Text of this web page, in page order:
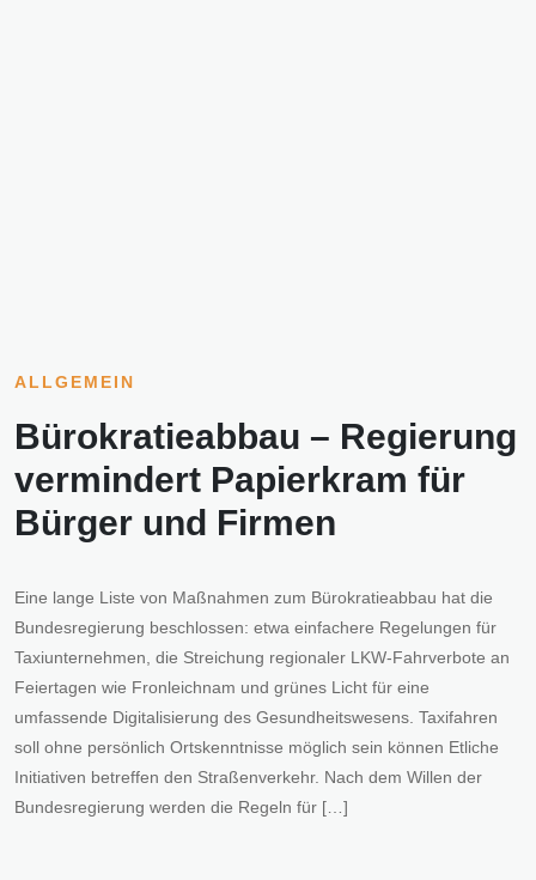
ALLGEMEIN
Bürokratieabbau – Regierung
vermindert Papierkram für
Bürger und Firmen
Eine lange Liste von Maßnahmen zum Bürokratieabbau hat die
Bundesregierung beschlossen: etwa einfachere Regelungen für
Taxiunternehmen, die Streichung regionaler LKW-Fahrverbote an
Feiertagen wie Fronleichnam und grünes Licht für eine
umfassende Digitalisierung des Gesundheitswesens. Taxifahren
soll ohne persönlich Ortskenntnisse möglich sein können Etliche
Initiativen betreffen den Straßenverkehr. Nach dem Willen der
Bundesregierung werden die Regeln für […]